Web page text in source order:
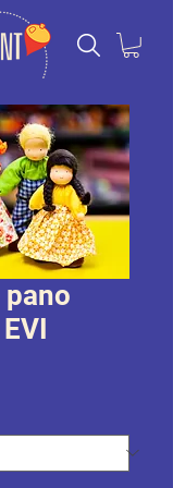
pano